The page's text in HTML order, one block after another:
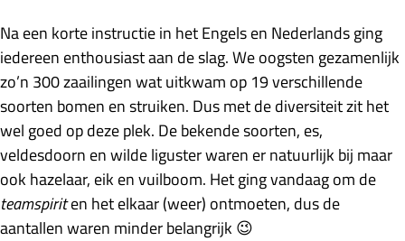
Na een korte instructie in het Engels en Nederlands ging
iedereen enthousiast aan de slag. We oogsten gezamenlijk
zo’n 300 zaailingen wat uitkwam op 19 verschillende
soorten bomen en struiken. Dus met de diversiteit zit het
wel goed op deze plek. De bekende soorten, es,
veldesdoorn en wilde liguster waren er natuurlijk bij maar
ook hazelaar, eik en vuilboom. Het ging vandaag om de
teamspiriten het elkaar (weer) ontmoeten, dus de
aantallen waren minder belangrijk 😉